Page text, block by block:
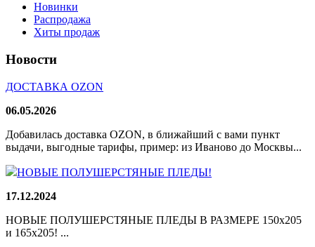
Новинки
Распродажа
Хиты продаж
Новости
ДОСТАВКА OZON
06.05.2026
Добавилась доставка OZON, в ближайший с вами пункт
выдачи, выгодные тарифы, пример: из Иваново до Москвы...
НОВЫЕ ПОЛУШЕРСТЯНЫЕ ПЛЕДЫ!
17.12.2024
НОВЫЕ ПОЛУШЕРСТЯНЫЕ ПЛЕДЫ В РАЗМЕРЕ 150х205
и 165х205! ...